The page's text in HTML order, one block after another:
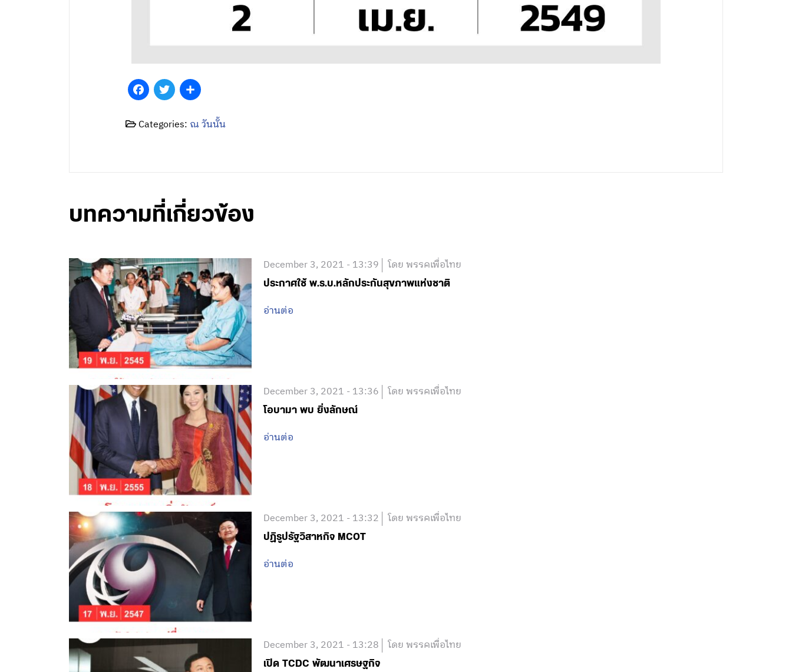
Facebook
TwitterShare
Categories: ณ วันนั้น
บทความที่เกี่ยวข้อง
December 3, 2021 - 13:39 โดย พรรคเพื่อไทย
ประกาศใช้ พ.ร.บ.หลักประกันสุขภาพแห่งชาติ
อ่านต่อ
December 3, 2021 - 13:36 โดย พรรคเพื่อไทย
โอบามา พบ ยิ่งลักษณ์
อ่านต่อ
December 3, 2021 - 13:32 โดย พรรคเพื่อไทย
ปฏิรูปรัฐวิสาหกิจ MCOT
อ่านต่อ
December 3, 2021 - 13:28 โดย พรรคเพื่อไทย
เปิด TCDC พัฒนาเศรษฐกิจ